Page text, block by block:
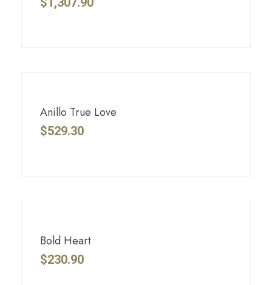
Anillo True Love
$529.30
Bold Heart
$230.90